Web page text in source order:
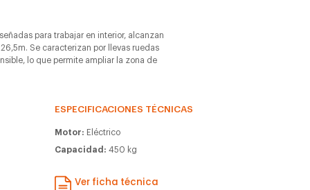
para trabajar en interior, alcanzan
Se caracterizan por llevas ruedas
lo que permite ampliar la zona de
ESPECIFICACIONES TÉCNICAS
Motor: Eléctrico
Capacidad:450 kg
Ver ficha técnica